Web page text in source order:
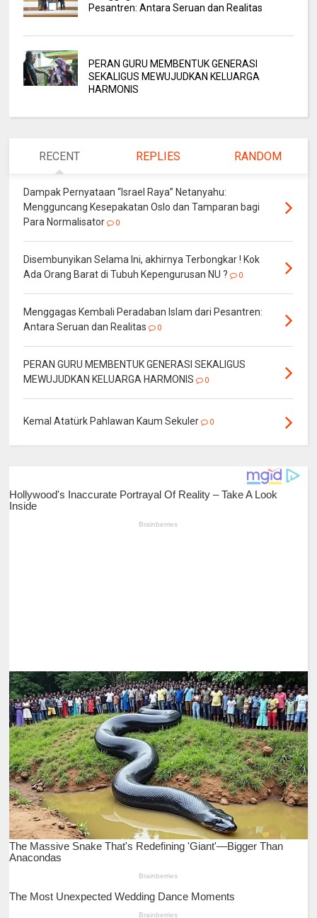
Pesantren: Antara Seruan dan Realitas
PERAN GURU MEMBENTUK GENERASI
SEKALIGUS MEWUJUDKAN KELUARGA
HARMONIS
RECENT REPLIES RANDOM
Dampak Pernyataan “Israel Raya” Netanyahu:
Mengguncang Kesepakatan Oslo dan Tamparan bagi
Para Normalisator
0
Disembunyikan Selama Ini, akhirnya Terbongkar ! Kok
Ada Orang Barat di Tubuh Kepengurusan NU ?
0
Menggagas Kembali Peradaban Islam dari Pesantren:
Antara Seruan dan Realitas
0
PERAN GURU MEMBENTUK GENERASI SEKALIGUS
MEWUJUDKAN KELUARGA HARMONIS
0
Kemal Atatürk Pahlawan Kaum Sekuler 0